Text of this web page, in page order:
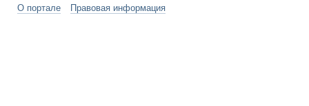
О портале Правовая информация